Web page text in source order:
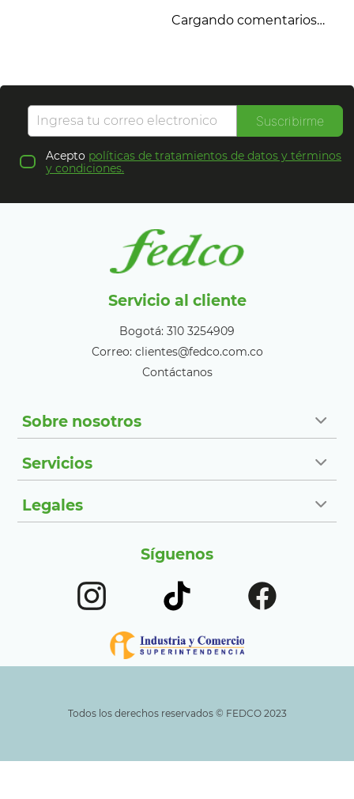
Cargando comentarios…
Suscribirme
Acepto políticas de tratamientos de datos y términos
y condiciones.
Servicio al cliente
Bogotá: 310 3254909
Correo: clientes@fedco.com.co
Contáctanos
Sobre nosotros
Servicios
Legales
Síguenos
Todos los derechos reservados ©️ FEDCO 2023